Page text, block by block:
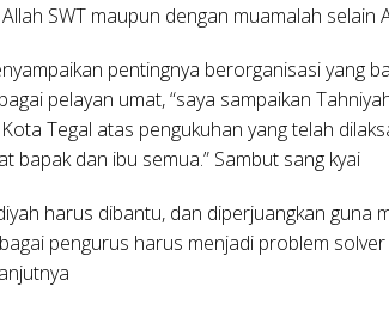
SWT maupun dengan muamalah selain
pentingnya berorganisasi yang
pelayan umat, “saya sampaikan
Tegal atas pengukuhan yang telah
bapak dan ibu semua.” Sambut sang kyai
harus dibantu, dan diperjuangkan guna
pengurus harus menjadi problem